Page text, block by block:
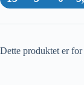
Dette produktet er